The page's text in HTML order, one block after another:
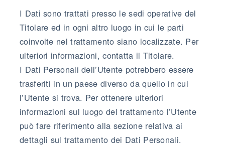
I Dati sono trattati presso le sedi operative del
Titolare ed in ogni altro luogo in cui le parti
coinvolte nel trattamento siano localizzate. Per
ulteriori informazioni, contatta il Titolare.
I Dati Personali dell’Utente potrebbero essere
trasferiti in un paese diverso da quello in cui
l’Utente si trova. Per ottenere ulteriori
informazioni sul luogo del trattamento l’Utente
può fare riferimento alla sezione relativa ai
dettagli sul trattamento dei Dati Personali.